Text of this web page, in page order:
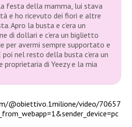
festa della mamma, lui stava
e ho ricevuto dei fiori e altre
Apro la busta e c’era un
di dollari e c’era un biglietto
per avermi sempre supportato e
poi nel resto della busta c’era un
di Yeezy e la mia
@obiettivo.1milione/video/70657